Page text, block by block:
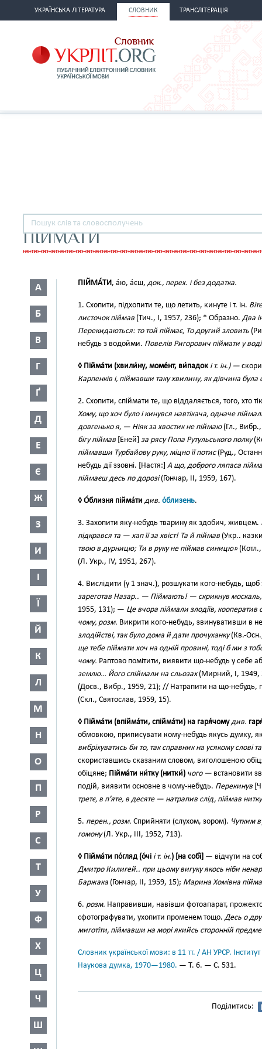
УКРАЇНСЬКА ЛІТЕРАТУРА СЛОВНИК ТРАНСЛІТЕРАЦІЯ
ПІЙМАТИ
А
Б
В
Г
Ґ
Д
Е
Є
Ж
З
И
І
Ї
Й
К
Л
М
Н
О
П
Р
С
Т
У
Ф
Х
Ц
Ч
Ш
ПІЙМА́ТИ, а́ю, а́єш, док., перех. і без додатка.
1. Схопити, підхопити те, що летить, кинуте і т. ін.
листочок піймав (Тич., І, 1957, 236); * Образно.Два
Перекидаються: то той піймає, То другий зловить
небудь з водойми. Повелів Ригорович піймати у
◊ Пійма́ти (хвили́ну, моме́нт, ви́падок і т. ін.) —
Карпенків і, піймавши таку хвилину, як дівчина була
2. Схопити, спіймати те, що віддаляється, того, хто
Хому, що хоч було і кинувся навтікача, одначе
довгенько я, — Ніяк за хвостик не піймаю(Гл., Вибр.,
бігу піймав [Еней] за рясу Попа Рутульського полку
піймавши Турбайову руку, міцно її потис(Руд.,
небудь дії ззовні. [Настя:] А що, доброго ляпаса
піймаєш десь по дорозі(Гончар, II, 1959, 167).
◊ О́близня пійма́ти див. о́близень.
3. Захопити яку-небудь тварину як здобич, живцем.
підкрався та — хап її за хвіст! Та й піймав (Укр..
твою в дурницю; Ти в руку не піймав синицю»
(Л. Укр., IV, 1951, 267).
4. Вислідити (у 1 знач.), розшукати кого-небудь,
зареготав Назар.. — Піймають! — скрикнув
1955, 131); — Це вчора піймали злодіїв, кооператив
чому, розм. Викрити кого-небудь, звинувативши в
злодійстві, так було дома й дати прочуханку(Кв.-
ще тебе піймати хоч на одній провині, тоді б ми з
чому. Раптово помітити, виявити що-небудь у себе
землю… Його спіймали на сльозах(Мирний, І, 1949,
(Досв., Вибр., 1959, 21); // Натрапити на що-небудь,
(Скл., Святослав, 1959, 15).
◊ Пійма́ти (впійма́ти, спійма́ти) на гаря́чому див.
обмовкою, приписувати кому-небудь якусь думку,
вибріхуватись би то, так справник на усякому слові
скориставшись сказаним словом, виголошеною
обіцяне; Пійма́ти ни́тку (нитки́) чого — встановити
подій, виявити основне в чому-небудь. Перекинув
третє, в п’яте, в десяте — натрапив слід, піймав нитку
5. перен., розм. Сприйняти (слухом, зором). Чутким
гомону(Л. Укр., III, 1952, 713).
◊ Пійма́ти по́гляд (о́чі і т. ін.) [на собі́] — відчути на
Дмитро Килигей.. при цьому вигуку якось ніби
Баржака (Гончар, II, 1959, 15); Марина Хомівна
6. розм. Направивши, навівши фотоапарат,
сфотографувати, ухопити променем тощо.Десь о
миготіти, піймавши на морі якийсь сторонній
Словник української мови: в 11 тт. / АН УРСР.
Наукова думка, 1970—1980. — Т. 6. — С. 531.
Поділитись: